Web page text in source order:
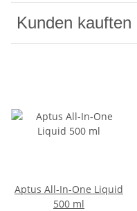
Kunden
Aptus All-In-One Liquid
500 ml